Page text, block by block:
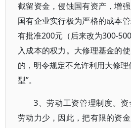
截留资金，侵蚀国有资产，增
国有企业实行极为严格的成本
有批准200元（后来改为300-
入成本的权力。大修理基金的
的，明令规定不允许利用大修
型”。
3、劳动工资管理制度。
劳动力少，因此，把有限的资